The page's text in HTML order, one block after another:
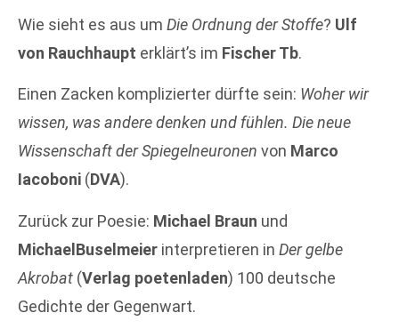
Wie sieht es aus um Die Ordnung der Stoffe? Ulf
von Rauchhaupt erklärt’s im Fischer Tb.
Einen Zacken komplizierter dürfte sein: Woher wir
wissen, was andere denken und fühlen. Die neue
Wissenschaft der Spiegelneuronen von Marco
Iacoboni (DVA).
Zurück zur Poesie: Michael Braun und
MichaelBuselmeier interpretieren in Der gelbe
Akrobat (Verlag poetenladen) 100 deutsche
Gedichte der Gegenwart.